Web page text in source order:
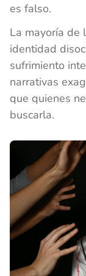
es falso.
La mayoría de
identidad
sufrimiento
narrativas
que quienes
buscarla.